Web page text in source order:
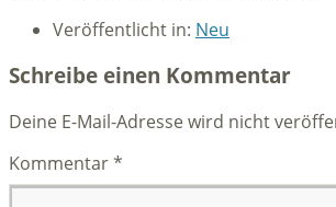
Veröffentlicht in: Neu
Schreibe einen Kommentar
Deine E-Mail-Adresse wird nicht
Kommentar*